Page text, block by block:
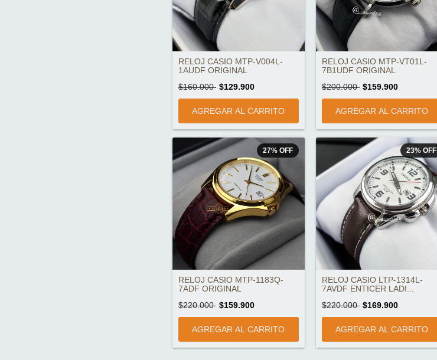
RELOJ CASIO MTP-V004L-
1AUDF ORIGINAL
$160.000 $129.900
RELOJ CASIO MTP-VT01L-
7B1UDF ORIGINAL
$200.000 $159.900
27% OFF
RELOJ CASIO MTP-1183Q-
7ADF ORIGINAL
$220.000 $159.900
23% OFF
RELOJ CASIO LTP-1314L-
7AVDF ENTICER LADI...
$220.000 $169.900